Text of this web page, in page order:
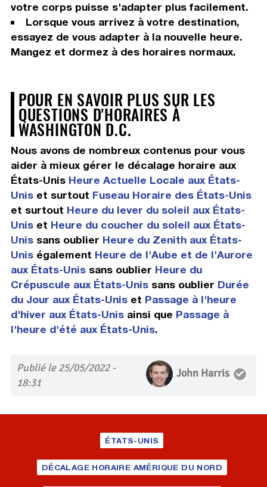
votre corps puisse s'adapter plus facilement.
Lorsque vous arrivez à votre destination,
essayez de vous adapter à la nouvelle heure.
Mangez et dormez à des horaires normaux.
POUR EN SAVOIR PLUS SUR LES
QUESTIONS D'HORAIRES À
WASHINGTON D.C.
Nous avons de nombreux contenus pour vous
aider à mieux gérer le décalage horaire aux
États-Unis Heure Actuelle Locale aux États-
Uniset surtout Fuseau Horaire des États-Unis
et surtout Heure du lever du soleil aux États-
Uniset Heure du coucher du soleil aux États-
Unissans oublier Heure du Zenith aux États-
Uniségalement Heure de l'Aube et de l'Aurore
aux États-Unissans oublier Heure du
Crépuscule aux États-Unissans oublier Durée
du Jour aux États-Uniset Passage à l'heure
d'hiver aux États-Unisainsi que Passage à
l'heure d'été aux États-Unis.
Publié le 25/05/2022 -
18:31
John Harris
ÉTATS-UNIS
DÉCALAGE HORAIRE AMÉRIQUE DU NORD